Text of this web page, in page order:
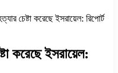
চেষ্টা করেছে ইসরায়েল: রিপোর্ট
করেছে ইসরায়েল: